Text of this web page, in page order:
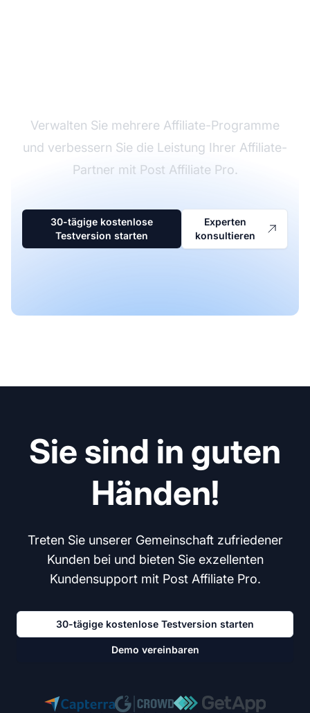
Verwalten Sie mehrere Affiliate-Programme
und verbessern Sie die Leistung Ihrer Affiliate-
Partner mit Post Affiliate Pro.
30-tägige kostenlose
Testversion starten
Experten
konsultieren
Sie sind in guten
Händen!
Treten Sie unserer Gemeinschaft zufriedener
Kunden bei und bieten Sie exzellenten
Kundensupport mit Post Affiliate Pro.
30-tägige kostenlose Testversion starten
Demo vereinbaren